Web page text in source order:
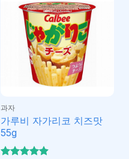
과자
가루비 자가리코 치즈맛
55g